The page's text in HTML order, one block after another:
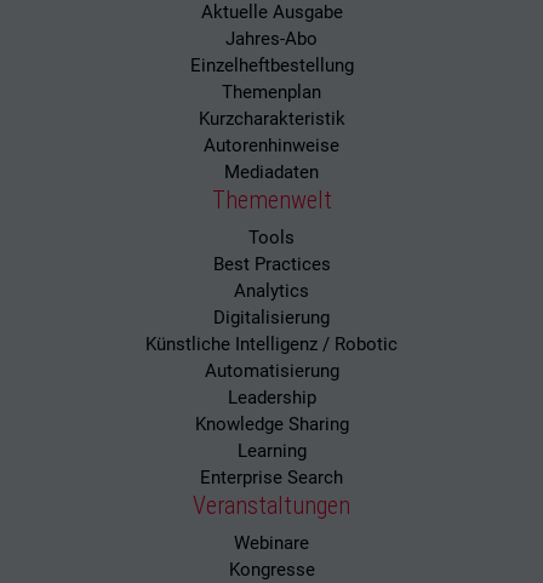
Aktuelle Ausgabe
Jahres-Abo
Einzelheftbestellung
Themenplan
Kurzcharakteristik
Autorenhinweise
Mediadaten
Themenwelt
Tools
Best Practices
Analytics
Digitalisierung
Künstliche Intelligenz / Robotic
Automatisierung
Leadership
Knowledge Sharing
Learning
Enterprise Search
Veranstaltungen
Webinare
Kongresse